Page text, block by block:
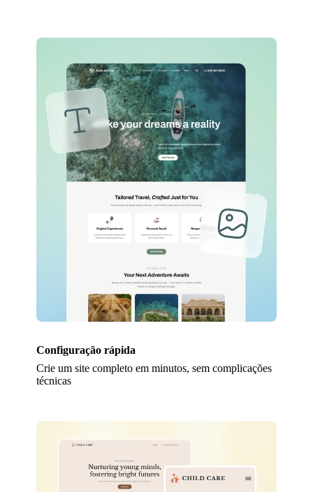
Configuração rápida
Crie um site completo em minutos, sem complicações
técnicas